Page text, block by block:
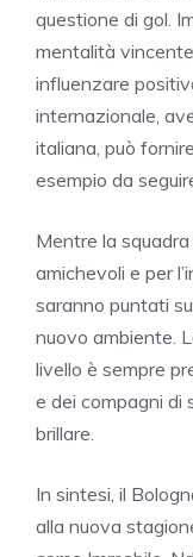
questione di gol.
mentalità
influenzare
internazionale,
italiana, può
esempio da
Mentre la
amichevoli e per
saranno puntati
nuovo ambiente.
livello è sempre
e dei compagni di
brillare.
In sintesi, il
alla nuova